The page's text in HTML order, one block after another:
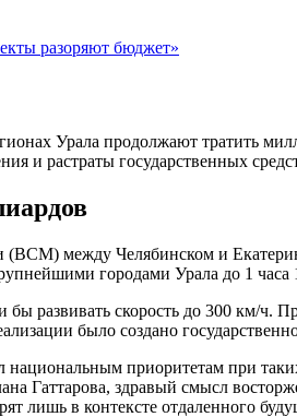
разоряют бюджет»
Урала продолжают тратить
и растраты государственных
между Челябинском и
городами Урала до 1 часа
развивать скорость до 300 км/
было создано
приоритетам при
Гаттарова, здравый смысл
лишь в контексте отдаленного